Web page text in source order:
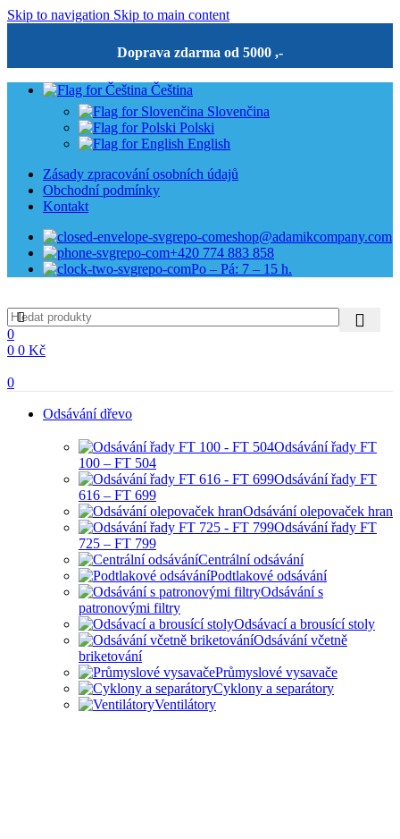
Skip to navigation Skip to main content
Doprava zdarma od 5000 ,-
Čeština
Slovenčina
Polski
English
Zásady zpracování osobních údajů
Obchodní podmínky
Kontakt
eshop@adamikcompany.com
+420 774 883 858
Po – Pá: 7 – 15 h.
0
0 0 Kč
0
Odsávání dřevo
Odsávání řady FT
100 – FT 504
Odsávání řady FT
616 – FT 699
Odsávání olepovaček hran
Odsávání řady FT
725 – FT 799
Centrální odsávání
Podtlakové odsávání
Odsávání s
patronovými filtry
Odsávací a brousící stoly
Odsávání včetně
briketování
Průmyslové vysavače
Cyklony a separátory
Ventilátory